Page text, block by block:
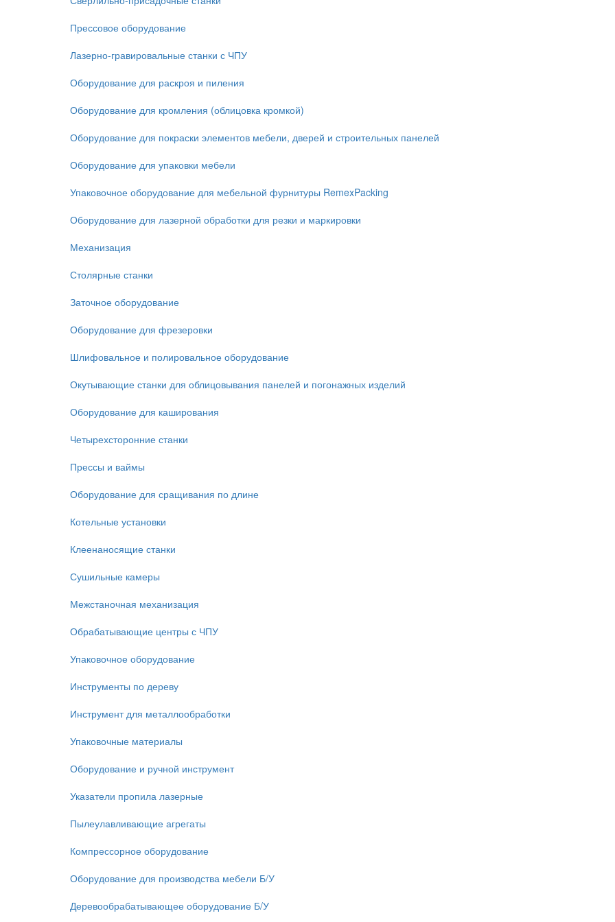
Прессовое оборудование
Лазерно-гравировальные станки с ЧПУ
Оборудование для раскроя и пиления
Оборудование для кромления (облицовка кромкой)
Оборудование для покраски элементов мебели, дверей и строительных панелей
Оборудование для упаковки мебели
Упаковочное оборудование для мебельной фурнитуры RemexPacking
Оборудование для лазерной обработки для резки и маркировки
Механизация
Столярные станки
Заточное оборудование
Оборудование для фрезеровки
Шлифовальное и полировальное оборудование
Окутывающие станки для облицовывания панелей и погонажных изделий
Оборудование для каширования
Четырехсторонние станки
Прессы и ваймы
Оборудование для сращивания по длине
Котельные установки
Клеенаносящие станки
Сушильные камеры
Межстаночная механизация
Обрабатывающие центры с ЧПУ
Упаковочное оборудование
Инструменты по дереву
Инструмент для металлообработки
Упаковочные материалы
Оборудование и ручной инструмент
Указатели пропила лазерные
Пылеулавливающие агрегаты
Компрессорное оборудование
Оборудование для производства мебели Б/У
Деревообрабатывающее оборудование Б/У